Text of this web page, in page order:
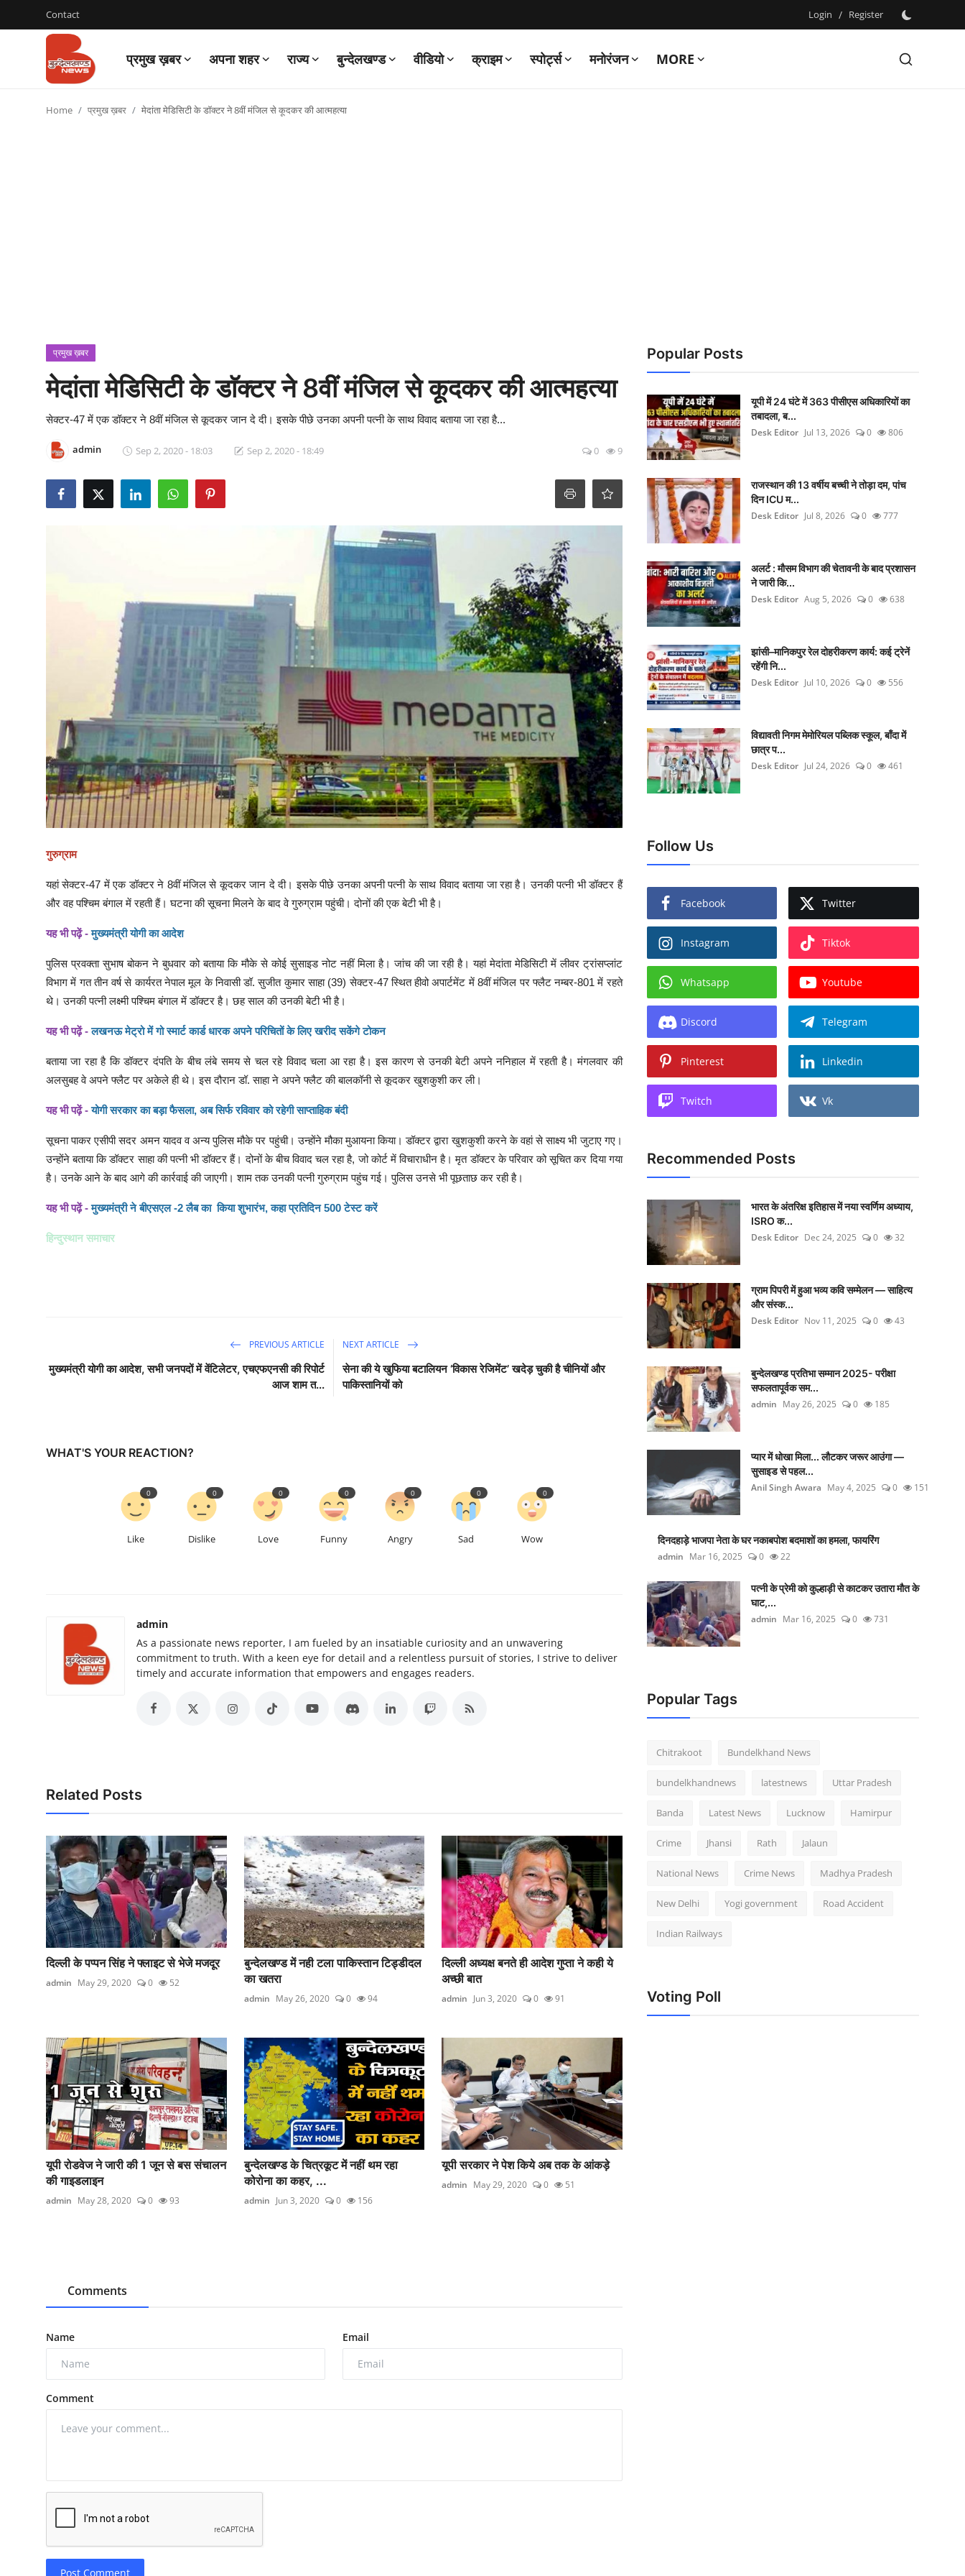
Contact Login / Register
प्रमुख ख़बर अपना शहर राज्य बुन्देलखण्ड वीडियो क्राइम स्पोर्ट्स मनोरंजन MORE
Login
Home प्रमुख ख़बर मेदांता मेडिसिटी के डाॅक्टर ने 8वीं मंजिल से कूदकर की आत्महत्या
प्रमुख ख़बर
मेदांता मेडिसिटी के डाॅक्टर ने 8वीं मंजिल से कूदकर की आत्महत्या
सेक्टर-47 में एक डॉक्टर ने 8वीं मंजिल से कूदकर जान दे दी। इसके पीछे उनका अपनी पत्नी के साथ विवाद बताया जा रहा है...
admin Sep 2, 2020 - 18:03 Sep 2, 2020 - 18:49 0 9
गुरुग्राम
यहां सेक्टर-47 में एक डॉक्टर ने 8वीं मंजिल से कूदकर जान दे दी। इसके पीछे उनका अपनी पत्नी के साथ विवाद बताया जा रहा है। उनकी पत्नी भी डॉक्टर हैं
और वह पश्चिम बंगाल में रहती हैं। घटना की सूचना मिलने के बाद वे गुरुग्राम पहुंची। दोनों की एक बेटी भी है।
यह भी पढ़ें -मुख्यमंत्री योगी का आदेश
पुलिस प्रवक्ता सुभाष बोकन ने बुधवार को बताया कि मौके से कोई सुसाइड नोट नहीं मिला है। जांच की जा रही है। यहां मेदांता मेडिसिटी में लीवर ट्रांसप्लांट
विभाग में गत तीन वर्ष से कार्यरत नेपाल मूल के निवासी डॉ. सुजीत कुमार साहा (39) सेक्टर-47 स्थित हीवो अपार्टमेंट में 8वीं मंजिल पर फ्लैट नम्बर-801 में रहते
थे। उनकी पत्नी लक्ष्मी पश्चिम बंगाल में डॉक्टर है। छह साल की उनकी बेटी भी है।
यह भी पढ़ें -लखनऊ मेट्रो में गो स्मार्ट कार्ड धारक अपने परिचितों के लिए खरीद सकेंगे टोकन
बताया जा रहा है कि डॉक्टर दंपति के बीच लंबे समय से चल रहे विवाद चला आ रहा है। इस कारण से उनकी बेटी अपने ननिहाल में रहती है। मंगलवार की
अलसुबह वे अपने फ्लैट पर अकेले ही थे। इस दौरान डॉ. साहा ने अपने फ्लैट की बालकॉनी से कूदकर खुशकुशी कर ली।
यह भी पढ़ें -योगी सरकार का बड़ा फैसला, अब सिर्फ रविवार को रहेगी साप्ताहिक बंदी
सूचना पाकर एसीपी सदर अमन यादव व अन्य पुलिस मौके पर पहुंची। उन्होंने मौका मुआयना किया। डॉक्टर द्वारा खुशकुशी करने के वहां से साक्ष्य भी जुटाए गए।
उन्होंने बताया कि डॉक्टर साहा की पत्नी भी डॉक्टर हैं। दोनों के बीच विवाद चल रहा है, जो कोर्ट में विचाराधीन है। मृत डॉक्टर के परिवार को सूचित कर दिया गया
है। उनके आने के बाद आगे की कार्रवाई की जाएगी। शाम तक उनकी पत्नी गुरुग्राम पहुंच गई। पुलिस उनसे भी पूछताछ कर रही है।
यह भी पढ़ें -मुख्यमंत्री ने बीएसएल -2 लैब का किया शुभारंभ, कहा प्रतिदिन 500 टेस्ट करें
हिन्दुस्थान समाचार
PREVIOUS ARTICLE
मुख्यमंत्री योगी का आदेश, सभी जनपदों में वेंटिलेटर, एचएफएनसी की रिपोर्ट
आज शाम त...
NEXT ARTICLE
सेना की ये खुफिया बटालियन ‘विकास रेजिमेंट’ खदेड़ चुकी है चीनियों और
पाकिस्तानियों को
WHAT'S YOUR REACTION?
Like
0
Dislike
0
Love
0
Funny
0
Angry
0
Sad
0
Wow
0
admin
As a passionate news reporter, I am fueled by an insatiable curiosity and an unwavering
commitment to truth. With a keen eye for detail and a relentless pursuit of stories, I strive to deliver
timely and accurate information that empowers and engages readers.
Related Posts
दिल्ली के पप्पन सिंह ने फ्लाइट से भेजे मजदूर
admin May 29, 2020 0 52
बुन्देलखण्ड में नही टला पाकिस्तान टिड्डीदल
का खतरा
admin May 26, 2020 0 94
दिल्ली अध्यक्ष बनते ही आदेश गुप्ता ने कही ये
अच्छी बात
admin Jun 3, 2020 0 91
यूपी रोडवेज ने जारी की 1 जून से बस संचालन
की गाइडलाइन
admin May 28, 2020 0 93
बुन्देलखण्ड के चित्रकूट में नहीं थम रहा
कोरोना का कहर, ...
admin Jun 3, 2020 0 156
यूपी सरकार ने पेश किये अब तक के आंकड़े
admin May 29, 2020 0 51
Comments
Name Email
Comment
Post Comment
Popular Posts
यूपी में 24 घंटे में 363 पीसीएस अधिकारियों का
तबादला, ब...
Desk Editor Jul 13, 2026 0 806
राजस्थान की 13 वर्षीय बच्ची ने तोड़ा दम, पांच
दिन ICU म...
Desk Editor Jul 8, 2026 0 777
अलर्ट : मौसम विभाग की चेतावनी के बाद प्रशासन
ने जारी कि...
Desk Editor Aug 5, 2026 0 638
झांसी–मानिकपुर रेल दोहरीकरण कार्य: कई ट्रेनें
रहेंगी नि...
Desk Editor Jul 10, 2026 0 556
विद्यावती निगम मेमोरियल पब्लिक स्कूल, बाँदा में
छात्र प...
Desk Editor Jul 24, 2026 0 461
Follow Us
Facebook Twitter
Instagram Tiktok
Whatsapp Youtube
Discord Telegram
Pinterest Linkedin
Twitch Vk
Recommended Posts
भारत के अंतरिक्ष इतिहास में नया स्वर्णिम अध्याय,
ISRO क...
Desk Editor Dec 24, 2025 0 32
ग्राम पिपरी में हुआ भव्य कवि सम्मेलन — साहित्य
और संस्क...
Desk Editor Nov 11, 2025 0 43
बुन्देलखण्ड प्रतिभा सम्मान 2025- परीक्षा
सफलतापूर्वक सम...
admin May 26, 2025 0 185
प्यार में धोखा मिला... लौटकर जरूर आउंगा —
सुसाइड से पहल...
Anil Singh Awara May 4, 2025 0 151
दिनदहाड़े भाजपा नेता के घर नकाबपोश बदमाशों का हमला, फायरिंग
admin Mar 16, 2025 0 22
पत्नी के प्रेमी को कुल्हाड़ी से काटकर उतारा मौत के
घाट,...
admin Mar 16, 2025 0 731
Popular Tags
Chitrakoot Bundelkhand News
bundelkhandnews latestnews Uttar Pradesh
Banda Latest News Lucknow Hamirpur
Crime Jhansi Rath Jalaun
National News Crime News Madhya Pradesh
New Delhi Yogi government Road Accident
Indian Railways
Voting Poll